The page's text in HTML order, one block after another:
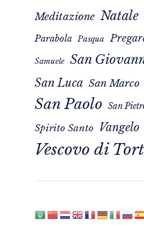
Meditazione Natale
Parabola Pasqua
Samuele San
San Luca San Marco
San Paolo San
Spirito Santo Vangelo
Vescovo di